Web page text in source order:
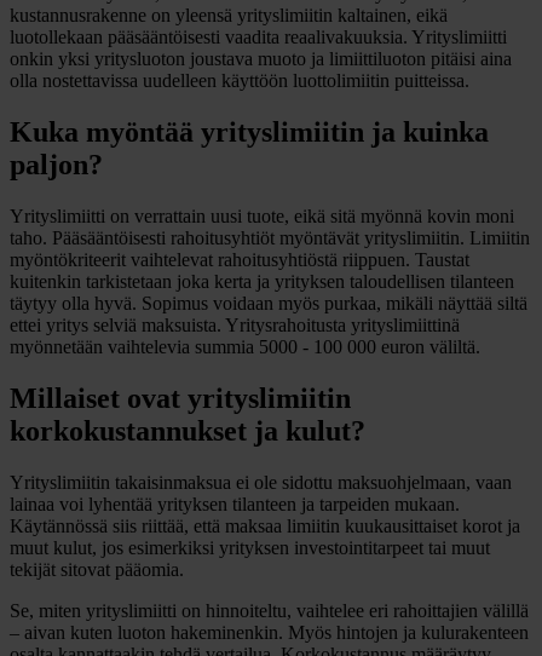
kustannusrakenne on yleensä yrityslimiitin kaltainen, eikä
luotollekaan pääsääntöisesti vaadita reaalivakuuksia. Yrityslimiitti
onkin yksi yritysluoton joustava muoto ja limiittiluoton pitäisi aina
olla nostettavissa uudelleen käyttöön luottolimiitin puitteissa.
Kuka myöntää yrityslimiitin ja kuinka
paljon?
Yrityslimiitti on verrattain uusi tuote, eikä sitä myönnä kovin moni
taho. Pääsääntöisesti rahoitusyhtiöt myöntävät yrityslimiitin. Limiitin
myöntökriteerit vaihtelevat rahoitusyhtiöstä riippuen. Taustat
kuitenkin tarkistetaan joka kerta ja yrityksen taloudellisen tilanteen
täytyy olla hyvä. Sopimus voidaan myös purkaa, mikäli näyttää siltä
ettei yritys selviä maksuista. Yritysrahoitusta yrityslimiittinä
myönnetään vaihtelevia summia 5000 - 100 000 euron väliltä.
Millaiset ovat yrityslimiitin
korkokustannukset ja kulut?
Yrityslimiitin takaisinmaksua ei ole sidottu maksuohjelmaan, vaan
lainaa voi lyhentää yrityksen tilanteen ja tarpeiden mukaan.
Käytännössä siis riittää, että maksaa limiitin kuukausittaiset korot ja
muut kulut, jos esimerkiksi yrityksen investointitarpeet tai muut
tekijät sitovat pääomia.
Se, miten yrityslimiitti on hinnoiteltu, vaihtelee eri rahoittajien välillä
– aivan kuten luoton hakeminenkin. Myös hintojen ja kulurakenteen